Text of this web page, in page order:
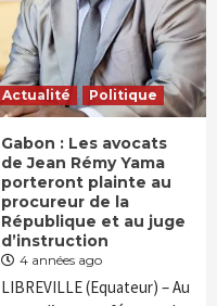
Actualité Politique
Gabon : Les avocats
de Jean Rémy Yama
porteront plainte au
procureur de la
République et au juge
d’instruction
4 années ago
LIBREVILLE (Equateur) – Au